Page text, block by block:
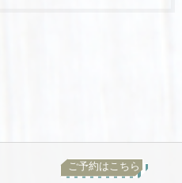
ご予約はこちら